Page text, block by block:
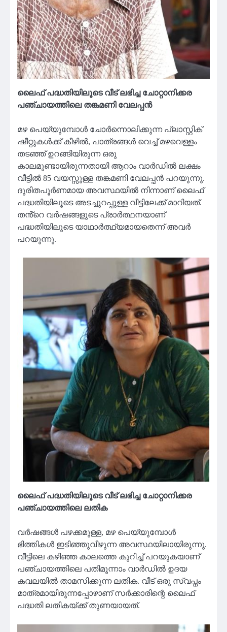
ലൈഫ് പദ്ധതിയിലൂടെ വീട് ലഭിച്ച ചോറ്റാനിക്കര
പഞ്ചായത്തിലെ തങ്കമണി വേലപ്പൻ
മഴ പെയ്യുമ്പോൾ ചോർന്നൊലിക്കുന്ന പ്ലാസ്റ്റിക്
ഷീറ്റുകൾക്ക് കീഴിൽ, പാത്രങ്ങൾ വെച്ച് മഴവെള്ളം
തടഞ്ഞ് ഉറങ്ങിയിരുന്ന ഒരു
കാലമുണ്ടായിരുന്നതായി ആറാം വാർഡിൽ ലക്ഷം
വീട്ടിൽ 85 വയസ്സുള്ള തങ്കമണി വേലപ്പൻ പറയുന്നു.
ദുരിതപൂർണമായ അവസ്ഥയിൽ നിന്നാണ് ലൈഫ്
പദ്ധതിയിലൂടെ അടച്ചുറപ്പുള്ള വീട്ടിലേക്ക് മാറിയത്.
തൻ്റെ വർഷങ്ങളുടെ പ്രാർത്ഥനയാണ്
പദ്ധതിയിലൂടെ യാഥാർത്ഥ്യമായതെന്ന് അവർ
പറയുന്നു.
ലൈഫ് പദ്ധതിയിലൂടെ വീട് ലഭിച്ച ചോറ്റാനിക്കര
പഞ്ചായത്തിലെ ലതിക
വർഷങ്ങൾ പഴക്കമുള്ള, മഴ പെയ്യുമ്പോൾ
ഭിത്തികൾ ഇടിഞ്ഞുവീഴുന്ന അവസ്ഥയിലായിരുന്നു.
വീട്ടിലെ കഴിഞ്ഞ കാലത്തെ കുറിച്ച് പറയുകയാണ്
പഞ്ചായത്തിലെ പതിമൂന്നാം വാർഡിൽ ഉദയ
കവലയിൽ താമസിക്കുന്ന ലതിക. വീട് ഒരു സ്വപ്നം
മാത്രമായിരുന്നപ്പോഴാണ് സർക്കാരിന്റെ ലൈഫ്
പദ്ധതി ലതികയ്ക്ക് തുണയായത്.